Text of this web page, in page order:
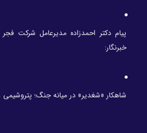
پیام دکتر احمدزاده مدیرعامل شرکت
خبرنگار:
شاهکار «شغدیر» در میانه جنگ؛ پتروشیمی